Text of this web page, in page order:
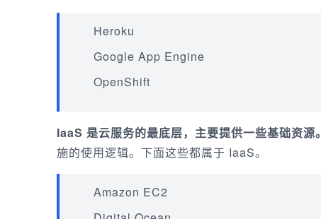
Heroku
Google App Engine
OpenShift
IaaS 是云服务的最底层，主要提供一些基础资源。
施的使用逻辑。下面这些都属于 IaaS。
Amazon EC2